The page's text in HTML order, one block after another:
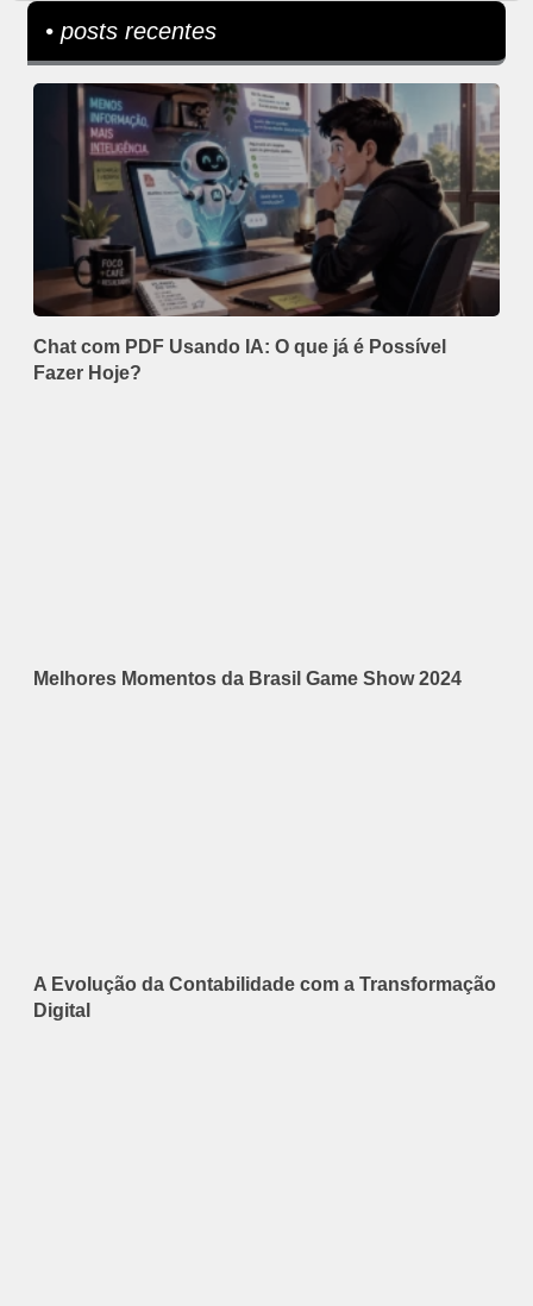
• posts recentes
Chat com PDF Usando IA: O que já é Possível
Fazer Hoje?
Melhores Momentos da Brasil Game Show 2024
A Evolução da Contabilidade com a Transformação
Digital